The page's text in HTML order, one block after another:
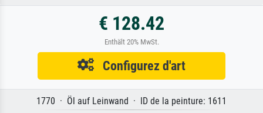
€ 128.42
Enthält 20% MwSt.
Configurez d'art
1770 · Öl auf Leinwand · ID de la peinture: 1611